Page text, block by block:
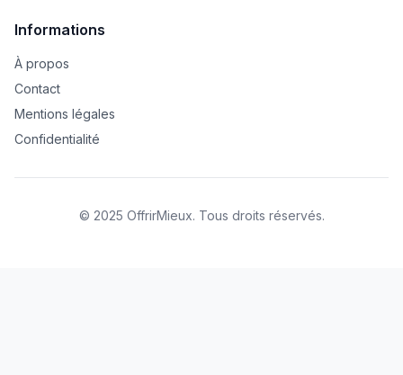
Informations
À propos
Contact
Mentions légales
Confidentialité
© 2025 OffrirMieux. Tous droits réservés.